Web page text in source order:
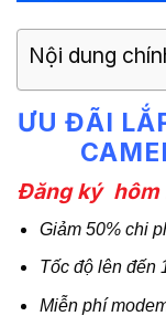
Nội dung
ƯU ĐÃI
Đăng ký hôm
Giảm 50% chi
Tốc độ lên đến
Miễn phí